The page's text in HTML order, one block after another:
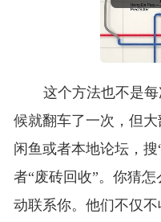
这个方法也不是
候就翻车了一次，但
闲鱼或者本地论坛，
者“废砖回收”。你猜
动联系你。他们不仅